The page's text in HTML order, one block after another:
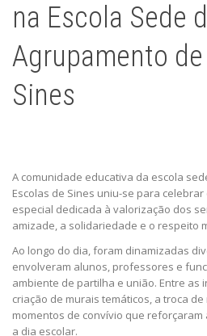
na Escola Sede
Agrupamento
Sines
A comunidade educativa da escola
Escolas de Sines uniu-se para celebrar
especial dedicada à valorização dos
amizade, a solidariedade e o respeito
Ao longo do dia, foram dinamizadas
envolveram alunos, professores e
ambiente de partilha e união. Entre as
criação de murais temáticos, a troca
momentos de convívio que
a dia escolar.